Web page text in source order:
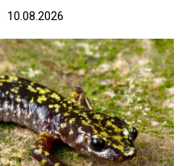
10.08.2026